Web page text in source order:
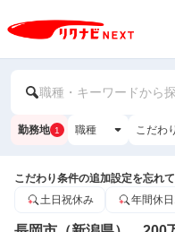
職種・キーワードから
勤務地 1 職種 こだわ
こだわり条件の追加設定を忘れ
土日祝休み
年間休